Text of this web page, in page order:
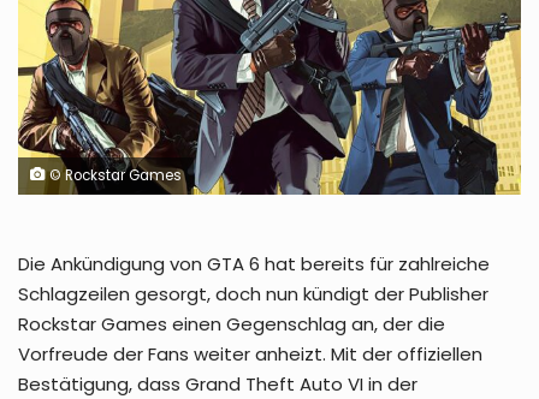
© Rockstar Games
Die Ankündigung von GTA 6 hat bereits für zahlreiche
Schlagzeilen gesorgt, doch nun kündigt der Publisher
Rockstar Games einen Gegenschlag an, der die
Vorfreude der Fans weiter anheizt. Mit der offiziellen
Bestätigung, dass Grand Theft Auto VI in der